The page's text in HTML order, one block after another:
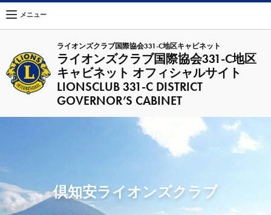
ライオンズクラブ国際協会331-C地区キャビネット
ライオンズクラブ国際協会331-C地区
キャビネット オフィシャルサイト
LIONSCLUB 331-C DISTRICT
GOVERNOR’S CABINET
メニュー
倶知安ライオンズクラブ